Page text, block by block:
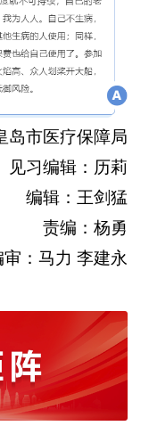
岛市医疗保障局
见习编辑：历莉
编辑：王剑猛
责编：杨勇
审：马力 李建永